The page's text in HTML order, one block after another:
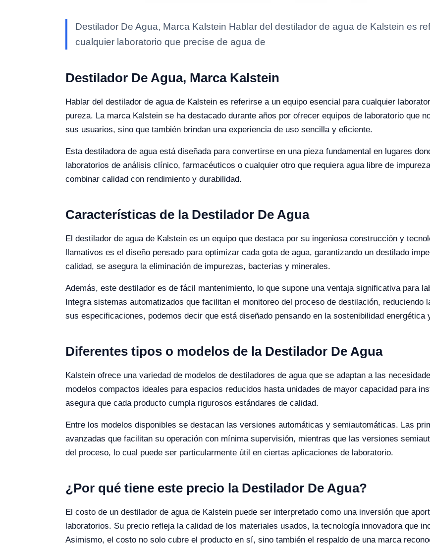
Destilador De Agua, Marca Kalstein Hablar del destilador de agua de Kalstein es
cualquier laboratorio que precise de agua de
Destilador De Agua, Marca Kalstein
Hablar del destilador de agua de Kalstein es referirse a un equipo esencial para cualquier
pureza. La marca Kalstein se ha destacado durante años por ofrecer equipos de laboratorio que
sus usuarios, sino que también brindan una experiencia de uso sencilla y eficiente.
Esta destiladora de agua está diseñada para convertirse en una pieza fundamental en lugares
laboratorios de análisis clínico, farmacéuticos o cualquier otro que requiera agua libre de
combinar calidad con rendimiento y durabilidad.
Características de la Destilador De Agua
El destilador de agua de Kalstein es un equipo que destaca por su ingeniosa construcción y
llamativos es el diseño pensado para optimizar cada gota de agua, garantizando un destilado
calidad, se asegura la eliminación de impurezas, bacterias y minerales.
Además, este destilador es de fácil mantenimiento, lo que supone una ventaja significativa para
Integra sistemas automatizados que facilitan el monitoreo del proceso de destilación, reduciendo
sus especificaciones, podemos decir que está diseñado pensando en la sostenibilidad
Diferentes tipos o modelos de la Destilador De Agua
Kalstein ofrece una variedad de modelos de destiladores de agua que se adaptan a las
modelos compactos ideales para espacios reducidos hasta unidades de mayor capacidad para
asegura que cada producto cumpla rigurosos estándares de calidad.
Entre los modelos disponibles se destacan las versiones automáticas y semiautomáticas. Las
avanzadas que facilitan su operación con mínima supervisión, mientras que las versiones
del proceso, lo cual puede ser particularmente útil en ciertas aplicaciones de laboratorio.
¿Por qué tiene este precio la Destilador De Agua?
El costo de un destilador de agua de Kalstein puede ser interpretado como una inversión que
laboratorios. Su precio refleja la calidad de los materiales usados, la tecnología innovadora que
Asimismo, el costo no solo cubre el producto en sí, sino también el respaldo de una marca